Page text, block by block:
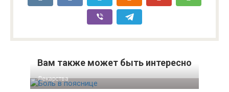
Вам также может быть интересно
Лекарства